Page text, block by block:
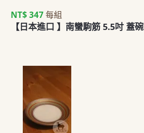
NT$ 347每組
【日本進口 】南蠻駒筋 5.5吋 蓋碗